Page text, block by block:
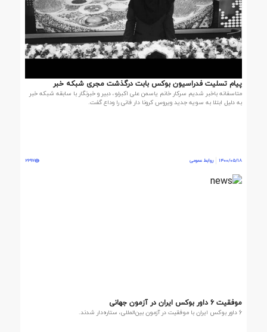
پیام تسلیت فدراسیون بوکس بابت درگذشت مجری شبکه خبر
متاسفانه باخبر شدیم سرکار خانم یاسمن علی اکبرلو، دبیر و خبرنگار با سابقه شبکه خبر
به دلیل ابتلا به سویه جدید ویروس کرونا دار فانی را وداع گفت.
1400/05/18 روابط عمومی 2697
موفقیت 6 داور بوکس ایران در آزمون جهانی
6 داور بوکس ایران با موفقیت در آزمون بین‌المللی، ستاره‌دار شدند.